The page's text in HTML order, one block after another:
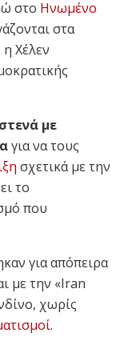
στο Ηνωμένο
στα
Χέλεν
με
για να τους
σχετικά με την
το
που
για απόπειρα
με την «Iran
χωρίς
.